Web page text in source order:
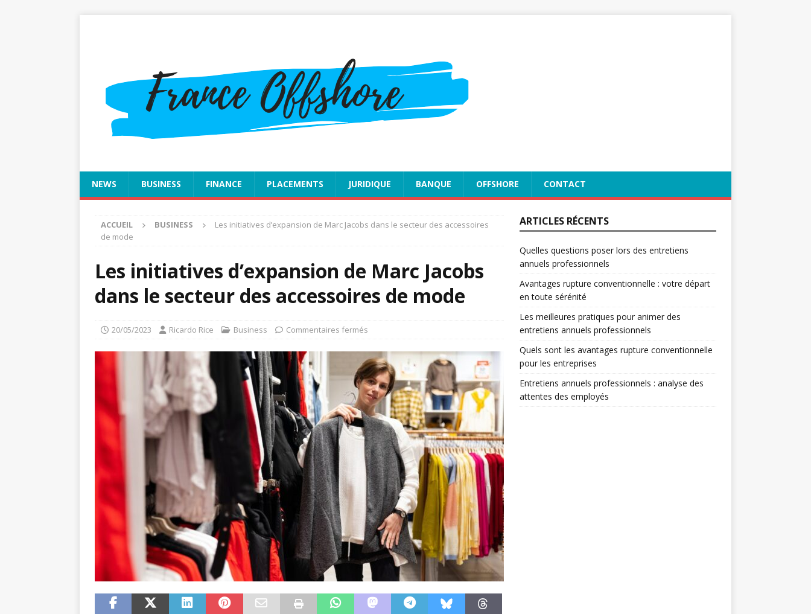
NEWS BUSINESS FINANCE PLACEMENTS JURIDIQUE BANQUE OFFSHORE CONTACT
ACCUEIL BUSINESS
Les initiatives d’expansion de Marc Jacobs dans le secteur des accessoires
de mode
Les initiatives d’expansion de Marc Jacobs
dans le secteur des accessoires de mode
20/05/2023 Ricardo Rice Business Commentaires fermés
ARTICLES RÉCENTS
Quelles questions poser lors des entretiens
annuels professionnels
Avantages rupture conventionnelle : votre départ
en toute sérénité
Les meilleures pratiques pour animer des
entretiens annuels professionnels
Quels sont les avantages rupture conventionnelle
pour les entreprises
Entretiens annuels professionnels : analyse des
attentes des employés